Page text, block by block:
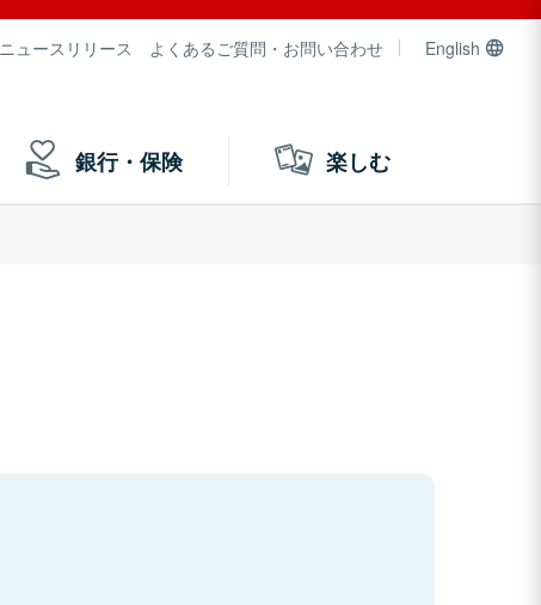
ニュースリリース よくあるご質問・お問い合わせ English
銀行・保険 楽しむ